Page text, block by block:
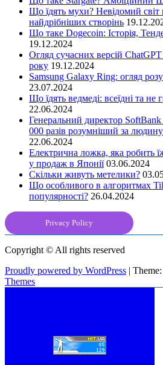
Що їдять мухи? Невідомий світ
найдрібніших створінь
Що таке Dogecoin: Історія,
19.12.2024
Огляд сучасних версій
року 19.12.2024
Samsung Galaxy Ring: огляд
23.07.2024
Що їдять ведмеді: всеїдні та не
22.06.2024
Генеральний директор
000 разів розумніший за людину
22.06.2024
Електрична ложка, яка робить
у продаж в Японії 03.06.2024
Скільки живуть метелики?
Що особливого в алгоритмах
популярності? 26.04.2024
Privacy Policy
Copyright © All rights reserved
Proudly powered by WordPress |
Themes